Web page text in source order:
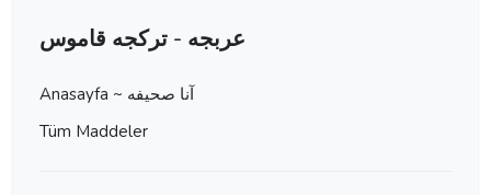
عربجه - تركجه قاموس
Anasayfa ~ آنا صحيفه
Tüm Maddeler